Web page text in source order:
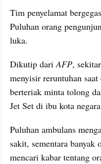
Tim penyelamat
Puluhan orang
luka.
Dikutip dari AFP,
menyisir reruntuhan
berteriak minta tolong
Jet Set di ibu kota
Puluhan ambulans
sakit, sementara
mencari kabar tentang